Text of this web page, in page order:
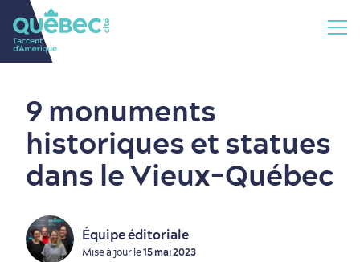
9 monuments
historiques et statues
dans le Vieux-Québec
Équipe éditoriale
Mise à jour le15 mai 2023